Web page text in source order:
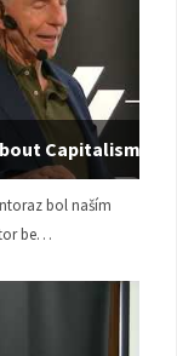
Capitalism
bol naším
be…